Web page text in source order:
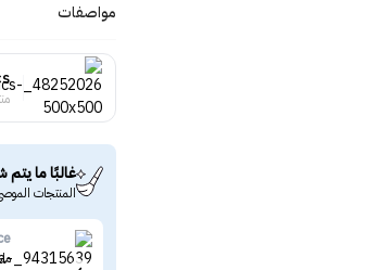
مواصفات
غالبًا ما يتم
المنتجات